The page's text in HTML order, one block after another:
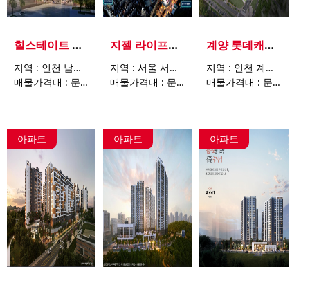
힐스테이트 구월아트파크
지역 : 인천 남동구 구월동 1455
매물가격대 : 문의요망
지젤 라이프그라피
지역 : 서울 서초구 서초동 1593-13
매물가격대 : 문의요망
계양 롯데캐슬 파크시티
지역 : 인천 계양구 효성동 101-21
매물가격대 : 문의요망
아파트 아파트 아파트